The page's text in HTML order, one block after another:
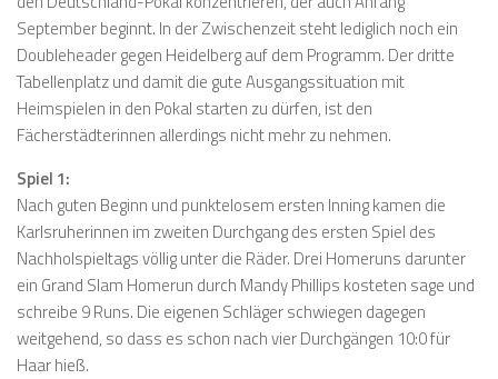
September beginnt. In der Zwischenzeit steht lediglich noch ein
Doubleheader gegen Heidelberg auf dem Programm. Der dritte
Tabellenplatz und damit die gute Ausgangssituation mit
Heimspielen in den Pokal starten zu dürfen, ist den
Fächerstädterinnen allerdings nicht mehr zu nehmen.
Spiel 1:
Nach guten Beginn und punktelosem ersten Inning kamen die
Karlsruherinnen im zweiten Durchgang des ersten Spiel des
Nachholspieltags völlig unter die Räder. Drei Homeruns darunter
ein Grand Slam Homerun durch Mandy Phillips kosteten sage und
schreibe 9 Runs. Die eigenen Schläger schwiegen dagegen
weitgehend, so dass es schon nach vier Durchgängen 10:0 für
Haar hieß.